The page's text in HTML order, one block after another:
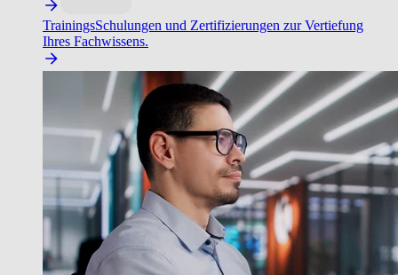
TrainingsSchulungen und Zertifizierungen zur Vertiefung
Ihres Fachwissens.